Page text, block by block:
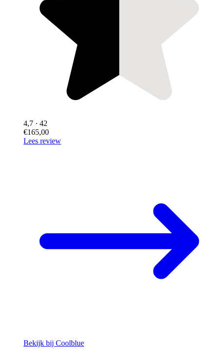
4,7 · 42
€165,00
Lees review
Bekijk bij Coolblue